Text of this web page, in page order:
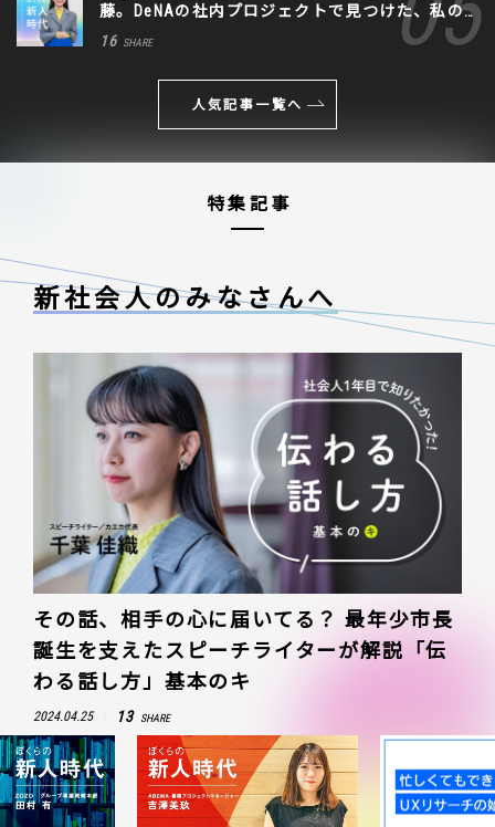
藤。DeNAの社内プロジェクトで見つけた、私の
生きる道
16 SHARE
人気記事一覧へ
特集記事
新社会人のみなさんへ
その話、相手の心に届いてる？ 最年少市長
誕生を支えたスピーチライターが解説「伝
わる話し方」基本のキ
2024.04.25 13 SHARE